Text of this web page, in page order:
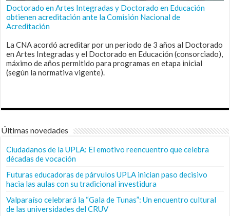
Doctorado en Artes Integradas y Doctorado en Educación
obtienen acreditación ante la Comisión Nacional de
Acreditación
La CNA acordó acreditar por un periodo de 3 años al Doctorado
en Artes Integradas y el Doctorado en Educación (consorciado),
máximo de años permitido para programas en etapa inicial
(según la normativa vigente).
Últimas novedades
Ciudadanos de la UPLA: El emotivo reencuentro que celebra
décadas de vocación
Futuras educadoras de párvulos UPLA inician paso decisivo
hacia las aulas con su tradicional investidura
Valparaíso celebrará la “Gala de Tunas”: Un encuentro cultural
de las universidades del CRUV